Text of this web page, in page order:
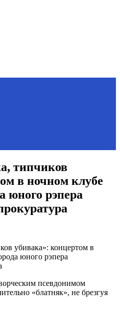
типчиков
в ночном клубе
юного рэпера
псевдонимом
«блатняк», не брезгуя